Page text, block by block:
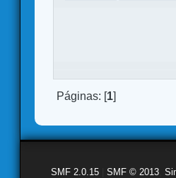
Páginas: [1]
SMF 2.0.15 SMF © 2013